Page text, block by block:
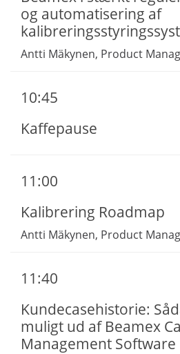
og automatisering af
Antti Mäkynen, Product
10:45
Kaffepause
11:00
Kalibrering Roadmap
Antti Mäkynen, Product
11:40
Kundecasehistorie:
muligt ud af Beamex
Management Software